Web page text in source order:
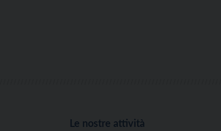
Le nostre attività